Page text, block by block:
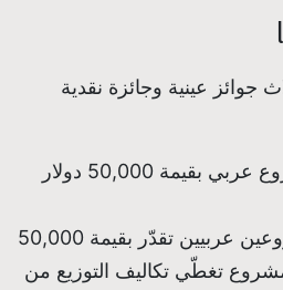
جوائز عينية وجائزة نقدية
جائزتين نقدية لمشروع عربي بقيمة 50,000 دولار
جائزتين عينيّة لمشروعين عربيين تقدّر بقيمة 50,000
تغطّي تكاليف التوزيع من